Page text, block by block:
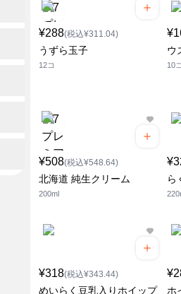
¥288(税込¥311.04)
うずら玉子
12コ
ウ
10
¥508(税込¥548.64)
北海道 純生クリーム
200ml
ら
¥318(税込¥343.44)
めいらく豆乳入りホイップ ホ